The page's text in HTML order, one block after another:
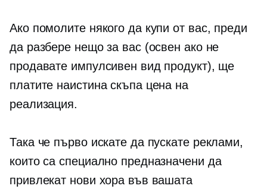
Ако помолите някого да купи от вас, преди
да разбере нещо за вас (освен ако не
продавате импулсивен вид продукт), ще
платите наистина скъпа цена на
реализация.
Така че първо искате да пускате реклами,
които са специално предназначени да
привлекат нови хора във вашата